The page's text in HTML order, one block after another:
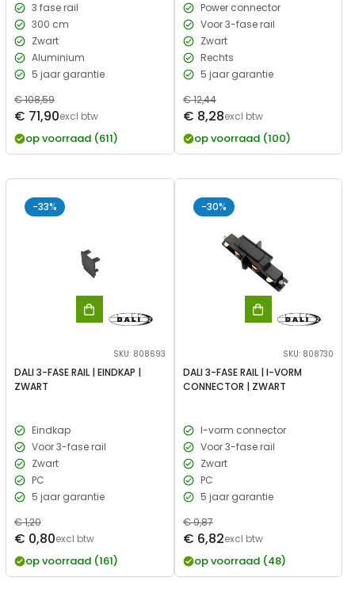
3 fase rail
300 cm
Zwart
Aluminium
5 jaar garantie
Verkoopprijs
Normale
prijs
€ 108,59
€ 71,90excl btw
op voorraad (611)
Power connector
Voor 3-fase rail
Zwart
Rechts
5 jaar garantie
Verkoopprijs
Normale
prijs
€ 12,44
€ 8,28excl btw
op voorraad (100)
-33%
SKU: 808693
DALI 3-FASE RAIL | EINDKAP |
ZWART
Eindkap
Voor 3-fase rail
Zwart
PC
5 jaar garantie
Verkoopprijs
Normale
prijs
€ 1,20
€ 0,80excl btw
op voorraad (161)
-30%
SKU: 808730
DALI 3-FASE RAIL | I-VORM
CONNECTOR | ZWART
I-vorm connector
Voor 3-fase rail
Zwart
PC
5 jaar garantie
Verkoopprijs
Normale
prijs
€ 9,87
€ 6,82excl btw
op voorraad (48)